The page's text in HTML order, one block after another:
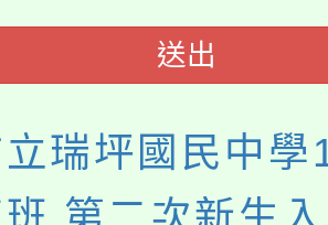
迎學生輔導中心
諮商輔導、社會
生報名參加。
送出
瑞坪國民中